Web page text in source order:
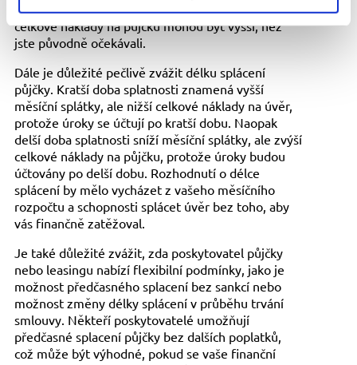
než samotná úroková sazba, což znamená, že
celkové náklady na půjčku mohou být vyšší, než
jste původně očekávali.
Dále je důležité pečlivě zvážit délku splácení
půjčky. Kratší doba splatnosti znamená vyšší
měsíční splátky, ale nižší celkové náklady na úvěr,
protože úroky se účtují po kratší dobu. Naopak
delší doba splatnosti sníží měsíční splátky, ale zvýší
celkové náklady na půjčku, protože úroky budou
účtovány po delší dobu. Rozhodnutí o délce
splácení by mělo vycházet z vašeho měsíčního
rozpočtu a schopnosti splácet úvěr bez toho, aby
vás finančně zatěžoval.
Je také důležité zvážit, zda poskytovatel půjčky
nebo leasingu nabízí flexibilní podmínky, jako je
možnost předčasného splacení bez sankcí nebo
možnost změny délky splácení v průběhu trvání
smlouvy. Někteří poskytovatelé umožňují
předčasné splacení půjčky bez dalších poplatků,
což může být výhodné, pokud se vaše finanční